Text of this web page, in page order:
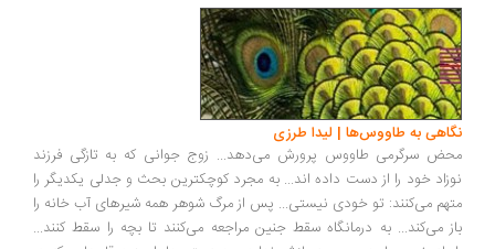
نگاهی به طاووس‌ها | لیدا طرزی
محض سرگرمی طاووس پرورش می‌دهد... زوج جوانی که به تازگی فرزند
نوزاد خود را از دست داده اند... به مجرد کوچکترین بحث و جدلی یکدیگر را
متهم می‌کنند: تو خودی نیستی... پس از مرگ شوهر همه شیرهای آب خانه را
باز می‌کند... به درمانگاه سقط جنین مراجعه می‌کنند تا بچه را سقط کنند...